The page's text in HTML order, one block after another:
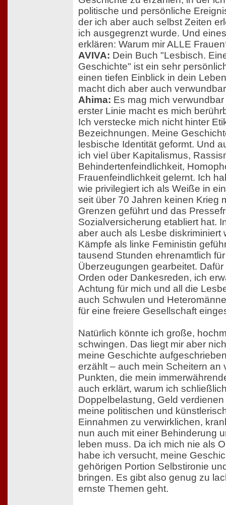
politische und persönliche
der ich aber auch selbst Zeiten
ich ausgegrenzt wurde. Und
erklären: Warum mir ALLE
AVIVA: Dein Buch "Lesbisch.
Geschichte" ist ein sehr
einen tiefen Einblick in dein
macht dich aber auch
Ahima: Es mag mich
erster Linie macht es mich
Ich verstecke mich nicht hinter
Bezeichnungen. Meine
lesbische Identität geformt. Und
ich viel über Kapitalismus,
Behindertenfeindlichkeit,
Frauenfeindlichkeit gelernt. Ich
wie privilegiert ich als Weiße in
seit über 70 Jahren keinen Krieg
Grenzen geführt und das
Sozialversicherung etabliert hat.
aber auch als Lesbe diskriminiert
Kämpfe als linke Feministin
tausend Stunden ehrenamtlich
Überzeugungen gearbeitet.
Orden oder Dankesreden, ich
Achtung für mich und all die
auch Schwulen und
für eine freiere Gesellschaft
Natürlich könnte ich große,
schwingen. Das liegt mir aber
meine Geschichte
erzählt – auch mein Scheitern an
Punkten, die mein
auch erklärt, warum ich
Doppelbelastung, Geld
meine politischen und
Einnahmen zu verwirklichen,
nun auch mit einer Behinderung
leben muss. Da ich mich nie als
habe ich versucht, meine
gehörigen Portion Selbstironie
bringen. Es gibt also genug zu
ernste Themen geht.